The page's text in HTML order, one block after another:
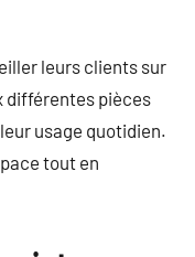
leurs clients sur
différentes pièces
usage quotidien.
tout en